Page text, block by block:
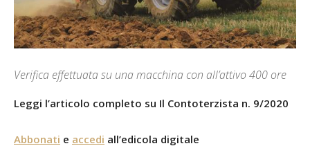
Verifica effettuata su una macchina con all’attivo 400 ore
Leggi l’articolo completo su Il Contoterzista n. 9/2020
Abbonati e accedi all’edicola digitale